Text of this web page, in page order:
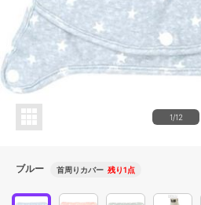
1/12
ブルー 首周りカバー 残り1点